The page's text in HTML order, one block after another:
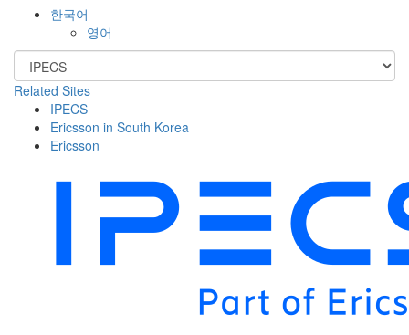
한국어
영어
Related Sites
IPECS
Ericsson in South Korea
Ericsson